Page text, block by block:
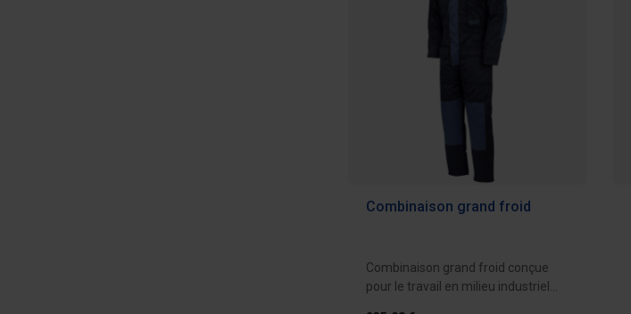
Combinaison grand froid
Combinaison grand froid conçue
pour le travail en milieu industriel